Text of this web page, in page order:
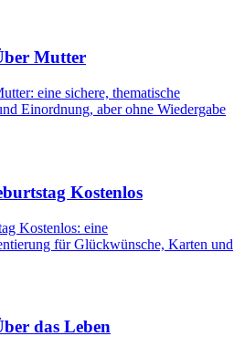
Mutter
eine sichere, thematische
Einordnung, aber ohne Wiedergabe
Kostenlos
Kostenlos: eine
für Glückwünsche, Karten und
das Leben